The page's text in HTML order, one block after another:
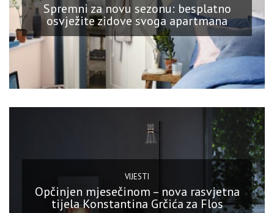
Spremni za novu sezonu: besplatno
osvježite zidove svoga apartmana
VIJESTI
Opčinjen mjesečinom – nova rasvjetna
tijela Konstantina Grčića za Flos